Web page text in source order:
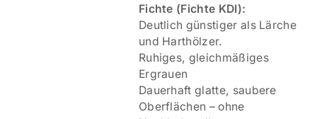
Fichte (Fichte KDI):
Deutlich günstiger als Lärche
und Harthölzer.
Ruhiges, gleichmäßiges
Ergrauen
Dauerhaft glatte, saubere
Oberflächen – ohne